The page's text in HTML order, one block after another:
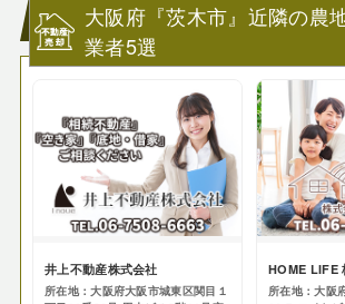
大阪府『茨木市』近隣の農
業者5選
井上不動産株式会社
所在地：大阪府大阪市城東区関目１
HOME LIFE
所在地：大阪